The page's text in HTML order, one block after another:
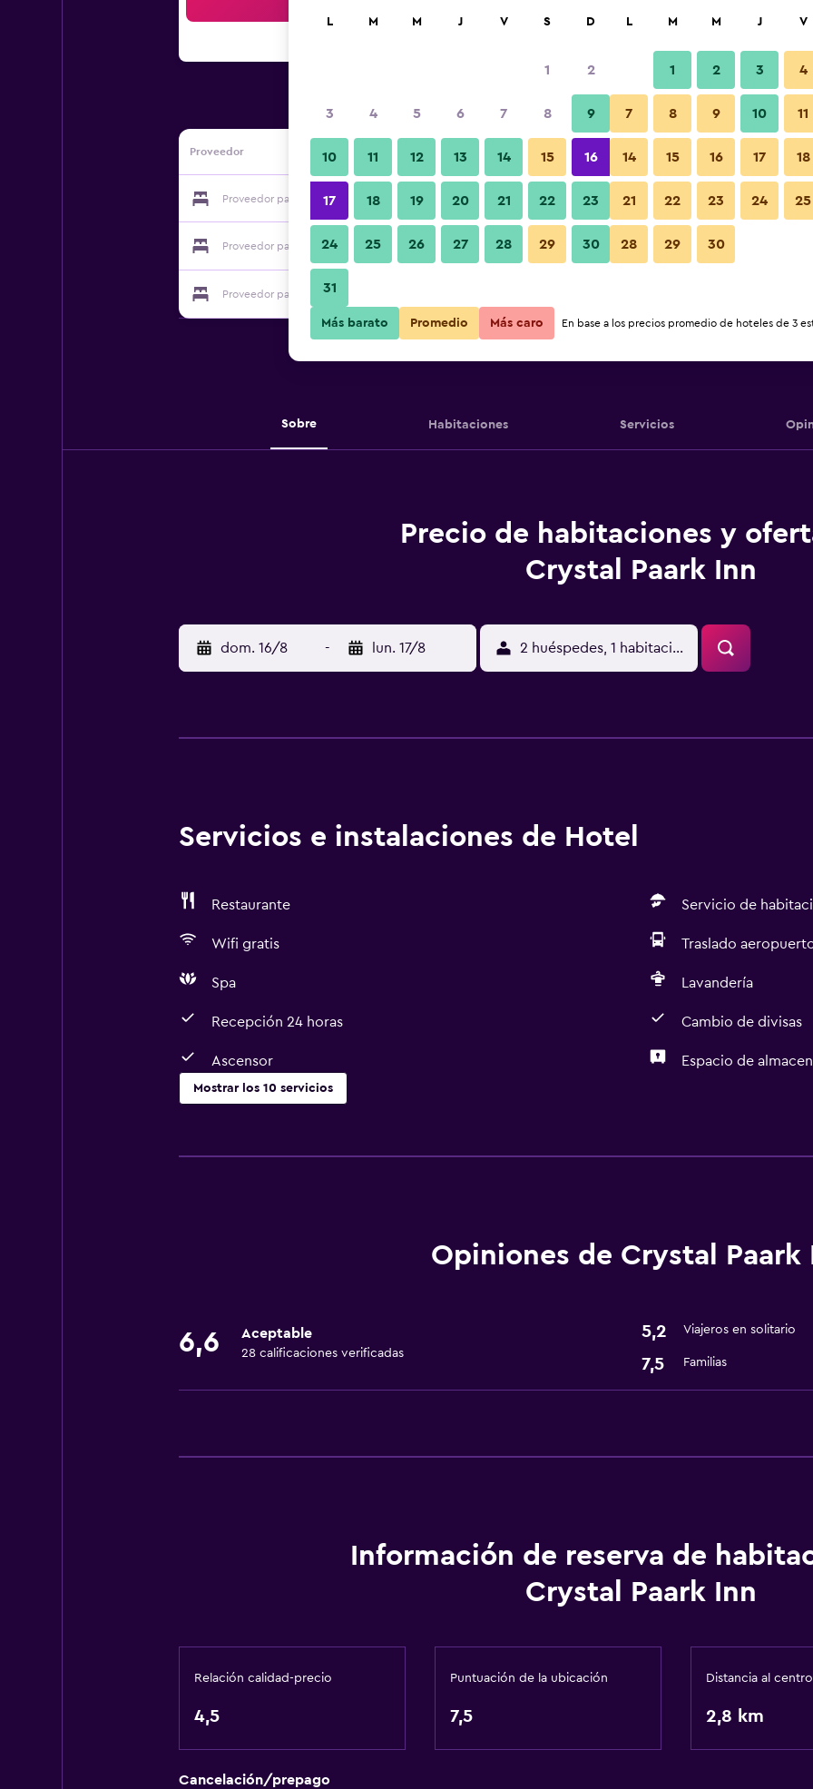
Proveedor
Proveedor para Crystal Paark Inn Ver precios
Proveedor para Crystal Paark Inn Ver precios
Proveedor para Crystal Paark Inn
Lobby
Fotos
Sobre Habitaciones Servicios
Precio de habitaciones y
Crystal Paark Inn
dom. 16/8 - lun. 17/8 2 huéspedes, 1 habitación
Servicios e instalaciones de Hotel
Restaurante Servicio de
Wifi gratis Traslado
Spa Lavandería
Recepción 24 horas Cambio de divisas
Ascensor Espacio de
Mostrar los 10 servicios
Cambio de divisas
Traslado aeropuerto
Lavandería
Comedor
Espacio de
Wifi gratis
Spa
Opiniones de Crystal Paark
6,6 Aceptable
28 calificaciones verificadas
5,2 Viajeros en solitario
7,5 Familias
Información de reserva de
Crystal Paark Inn
Relación calidad-precio
4,5
Puntuación de la ubicación
7,5
Distancia al centro
2,8 km
Cancelación/prepago
L M M J V S D
1 2
3 4 5 6 7 8 9
10 11 12 13 14 15 16
17 18 19 20 21 22 23
24 25 26 27 28 29 30
31
L M M J V
1 2 3 4
7 8 9 10 11
14 15 16 17 18
21 22 23 24 25
28 29 30
Más barato Promedio Más caro En base a los precios promedio de hoteles de 3